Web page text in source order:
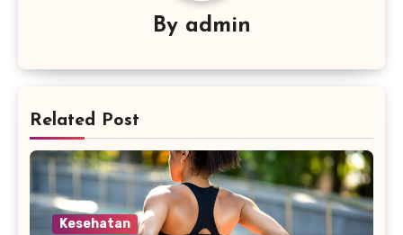
By admin
Related Post
Kesehatan